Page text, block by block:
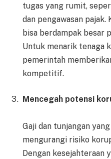
tugas yang rumit,
dan pengawasan pajak.
bisa berdampak besar
Untuk menarik tenaga
pemerintah
kompetitif.
Mencegah potensi
Gaji dan tunjangan
mengurangi risiko
Dengan kesejahteraan